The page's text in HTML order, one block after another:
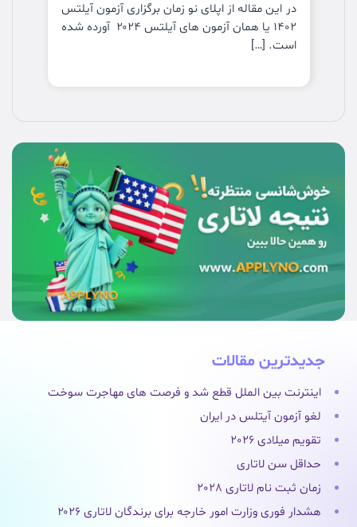
در این مقاله از اپلای نو زمان برگزاری آزمون آیلتس
۱۴۰۲ یا همان آزمون های آیلتس ۲۰۲۴ آورده شده
است. […]
جدیدترین مقالات
اینترنت بین الملل قطع شد و فرصت های مهاجرت سوخت
لغو آزمون آیتلس در ایران
تقویم میلادی 2026
حداقل سن لاتاری
زمان ثبت نام لاتاری 2028
هشدار فوری وزارت امور خارجه برای برندگان لاتاری ۲۰۲۶